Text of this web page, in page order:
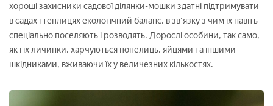
хороші захисники садової ділянки-мошки здатні підтримувати
в садах і теплицях екологічний баланс, в зв'язку з чим їх навіть
спеціально поселяють і розводять. Дорослі особини, так само,
як і їх личинки, харчуються попелиць, яйцями та іншими
шкідниками, вживаючи їх у величезних кількостях.